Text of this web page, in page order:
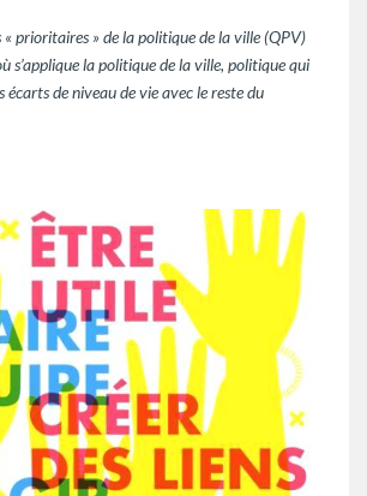
« prioritaires » de la politique de la ville (QPV)
s’applique la politique de la ville, politique qui
écarts de niveau de vie avec le reste du